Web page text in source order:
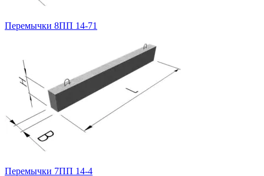
Перемычки 8ПП 14-71
Перемычки 7ПП 14-4